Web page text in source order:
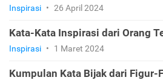
Inspirasi • 26 April 2024
Kata-Kata Inspirasi dari Orang
Inspirasi • 1 Maret 2024
Kumpulan Kata Bijak dari Figur-